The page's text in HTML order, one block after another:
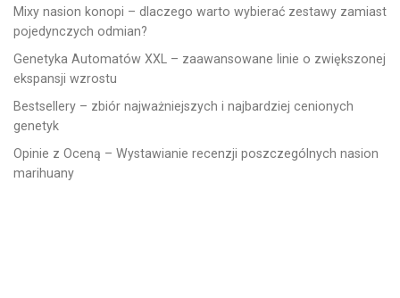
Mixy nasion konopi – dlaczego warto wybierać zestawy zamiast
pojedynczych odmian?
Genetyka Automatów XXL – zaawansowane linie o zwiększonej
ekspansji wzrostu
Bestsellery – zbiór najważniejszych i najbardziej cenionych
genetyk
Opinie z Oceną – Wystawianie recenzji poszczególnych nasion
marihuany